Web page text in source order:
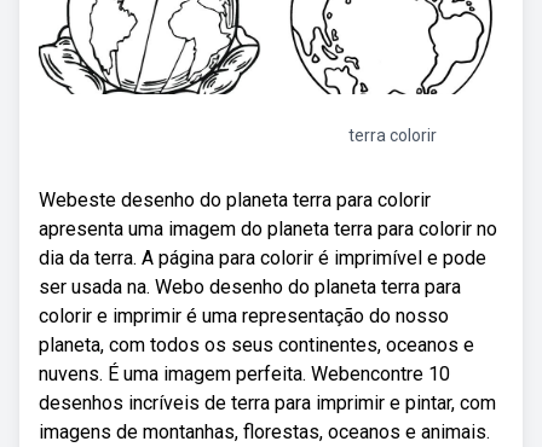
terra colorir
Webeste desenho do planeta terra para colorir
apresenta uma imagem do planeta terra para colorir no
dia da terra. A página para colorir é imprimível e pode
ser usada na. Webo desenho do planeta terra para
colorir e imprimir é uma representação do nosso
planeta, com todos os seus continentes, oceanos e
nuvens. É uma imagem perfeita. Webencontre 10
desenhos incríveis de terra para imprimir e pintar, com
imagens de montanhas, florestas, oceanos e animais.